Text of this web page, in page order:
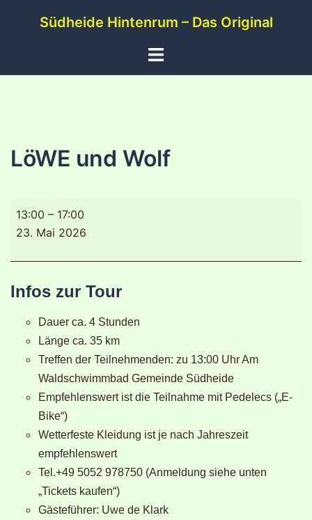
Südheide Hintenrum – Das Original
Menü
LöWE und Wolf
LöWE
und
13:00 – 17:00
23. Mai 2026
Infos zur Tour
Dauer ca. 4 Stunden
Länge ca. 35 km
Treffen der Teilnehmenden: zu 13:00 Uhr Am
Waldschwimmbad Gemeinde Südheide
Empfehlenswert ist die Teilnahme mit Pedelecs („E-
Bike“)
Wetterfeste Kleidung ist je nach Jahreszeit
empfehlenswert
Tel.+49 5052 978750 (Anmeldung siehe unten
„Tickets kaufen“)
Gästeführer: Uwe de Klark